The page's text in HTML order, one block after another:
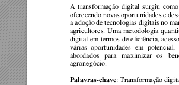
A transformação digital surgiu
oferecendo novas oportunidades e
a adoção de tecnologias digitais no ma
agricultores. Uma metodologia
digital em termos de eficiência,
várias oportunidades em potencial,
abordados para maximizar os
agronegócio.
Palavras-chave: Transformação